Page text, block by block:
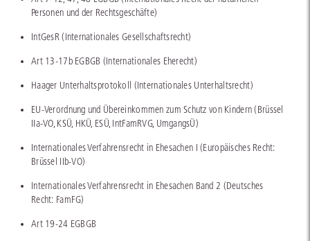
Personen und der Rechtsgeschäfte)
IntGesR (Internationales Gesellschaftsrecht)
Art 13-17b EGBGB (Internationales Eherecht)
Haager Unterhaltsprotokoll (Internationales Unterhaltsrecht)
EU-Verordnung und Übereinkommen zum Schutz von Kindern (Brüssel
IIa-VO, KSÜ, HKÜ, ESÜ, IntFamRVG, UmgangsÜ)
Internationales Verfahrensrecht in Ehesachen I (Europäisches Recht:
Brüssel IIb-VO)
Internationales Verfahrensrecht in Ehesachen Band 2 (Deutsches
Recht: FamFG)
Art 19-24 EGBGB